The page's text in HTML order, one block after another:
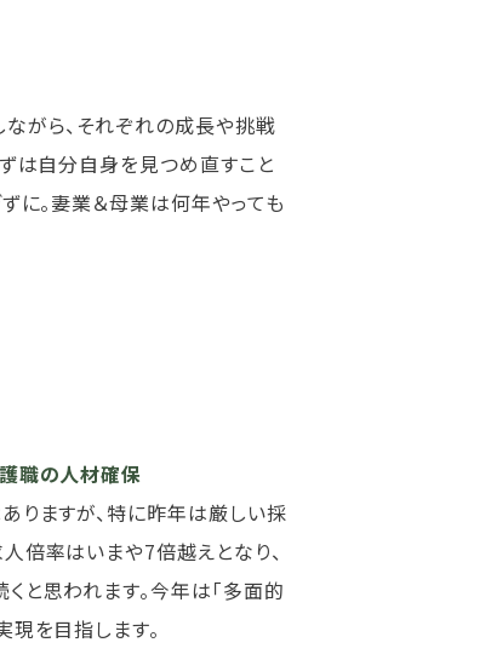
がら、それぞれの成長や挑戦
は自分自身を見つめ直すこと
に。妻業＆母業は何年やっても
職の人材確保
りますが、特に昨年は厳しい採
倍率はいまや7倍越えとなり、
と思われます。今年は「多面的
を目指します。